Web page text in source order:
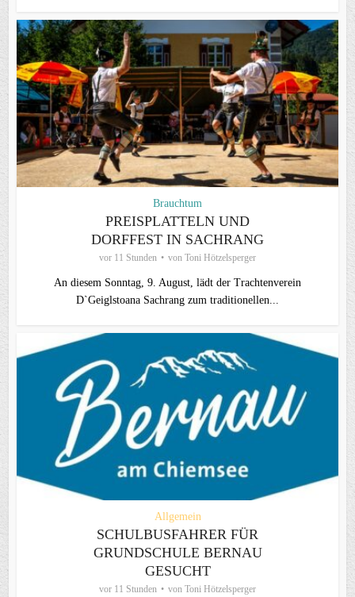
Brauchtum
PREISPLATTELN UND
DORFFEST IN SACHRANG
vor 11 Stunden von Toni Hötzelsperger
An diesem Sonntag, 9. August, lädt der Trachtenverein
D`Geiglstoana Sachrang zum traditionellen...
Allgemein
SCHULBUSFAHRER FÜR
GRUNDSCHULE BERNAU
GESUCHT
vor 11 Stunden von Toni Hötzelsperger